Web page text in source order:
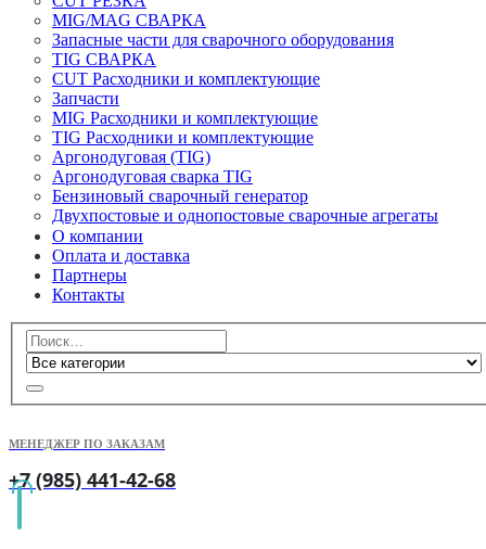
MIG/MAG СВАРКА
Запасные части для сварочного оборудования
TIG СВАРКА
CUT Расходники и комплектующие
Запчасти
MIG Расходники и комплектующие
TIG Расходники и комплектующие
Аргонодуговая (TIG)
Аргонодуговая сварка TIG
Бензиновый сварочный генератор
Двухпостовые и однопостовые сварочные агрегаты
О компании
Оплата и доставка
Партнеры
Контакты
МЕНЕДЖЕР ПО ЗАКАЗАМ
+7 (985) 441-42-68